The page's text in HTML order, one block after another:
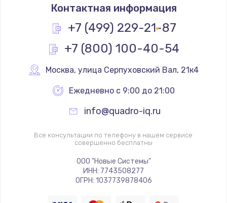
1200 руб.
Заказать
Замена реле
Замена термопредохранителя
700 руб.
Заказать
Замена ТЭНа
2500 руб.
Контактная информация
+7 (499) 229-21-87
+7 (800) 100-40-54
Москва, улица Серпуховский Вал, 21к4
Ежедневно с 9:00 до 21:00
info@quadro-iq.ru
Все консультации по телефону в нашем сервисе
совершенно бесплатны
ООО "Новые Системы"
ИНН: 7743508277
ОГРН: 1037739878406